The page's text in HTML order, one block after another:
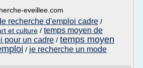
eveillee.com
recherche d'emploi cadre /
et culture / temps moyen de
pour un cadre / temps moyen
/ je recherche un mode